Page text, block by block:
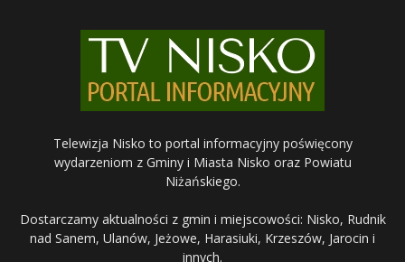
Telewizja Nisko to portal informacyjny poświęcony
wydarzeniom z Gminy i Miasta Nisko oraz Powiatu
Niżańskiego.
Dostarczamy aktualności z gmin i miejscowości: Nisko, Rudnik
nad Sanem, Ulanów, Jeżowe, Harasiuki, Krzeszów, Jarocin i
innych.